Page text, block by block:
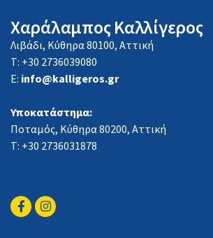
Χαράλαμπος Καλλίγερος
Λιβάδι, Κύθηρα 80100, Αττική
Τ: +30 2736039080
E: info@kalligeros.gr
Υποκατάστημα:
Ποταμός, Κύθηρα 80200, Αττική
Τ: +30 2736031878